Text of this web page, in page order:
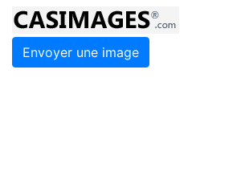
Envoyer une image